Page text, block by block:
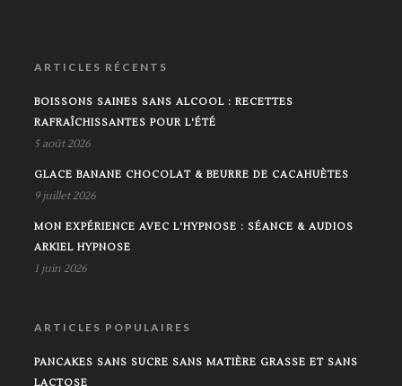
ARTICLES RÉCENTS
BOISSONS SAINES SANS ALCOOL : RECETTES
RAFRAÎCHISSANTES POUR L'ÉTÉ
5 août 2026
GLACE BANANE CHOCOLAT & BEURRE DE CACAHUÈTES
9 juillet 2026
MON EXPÉRIENCE AVEC L'HYPNOSE : SÉANCE & AUDIOS
ARKIEL HYPNOSE
1 juin 2026
ARTICLES POPULAIRES
PANCAKES SANS SUCRE SANS MATIÈRE GRASSE ET SANS
LACTOSE